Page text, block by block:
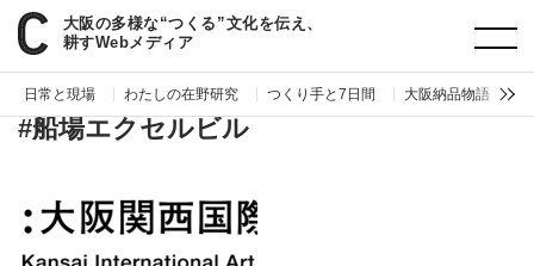
大阪の多様な“つくる”文化を伝え、
耕すWebメディア
日常と現場 わたしの在野研究 つくり手と7日間 大阪納品物語
paperC タグ 船場エクセルビル
#船場エクセルビル